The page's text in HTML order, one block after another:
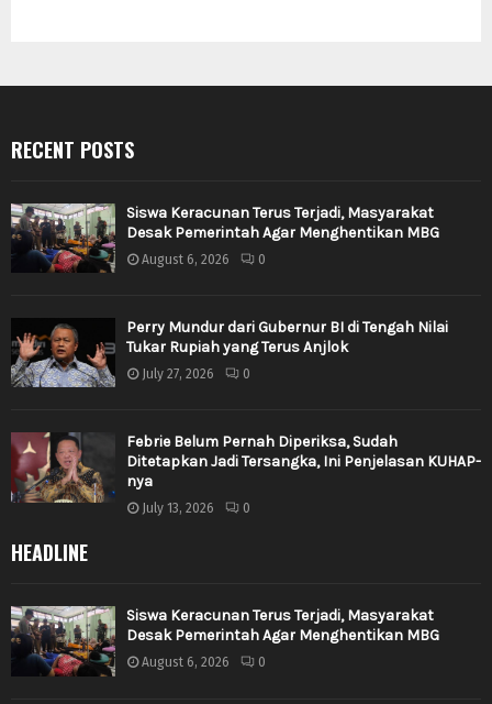
RECENT POSTS
Siswa Keracunan Terus Terjadi, Masyarakat
Desak Pemerintah Agar Menghentikan MBG
August 6, 2026 0
Perry Mundur dari Gubernur BI di Tengah Nilai
Tukar Rupiah yang Terus Anjlok
July 27, 2026 0
Febrie Belum Pernah Diperiksa, Sudah
Ditetapkan Jadi Tersangka, Ini Penjelasan KUHAP-
nya
July 13, 2026 0
HEADLINE
Siswa Keracunan Terus Terjadi, Masyarakat
Desak Pemerintah Agar Menghentikan MBG
August 6, 2026 0